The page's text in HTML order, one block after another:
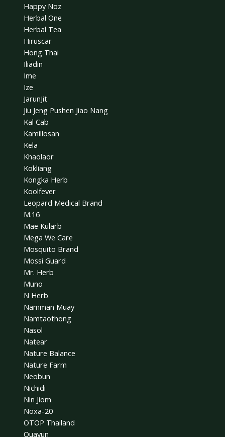
Happy Noz
Herbal One
Herbal Tea
Hiruscar
Hong Thai
Iliadin
Ime
Ize
JarunJit
Jiu Jeng Pushen Jiao Nang
Kal Cab
Kamillosan
Kela
Khaolaor
Kokliang
Kongka Herb
Koolfever
Leopard Medical Brand
M.16
Mae Kularb
Mega We Care
Mosquito Brand
Mossi Guard
Mr. Herb
Muno
N Herb
Namman Muay
Namtaothong
Nasol
Natear
Nature Balance
Nature Farm
Neobun
Nichidi
Nin Jiom
Noxa-20
OTOP Thailand
Ouayun